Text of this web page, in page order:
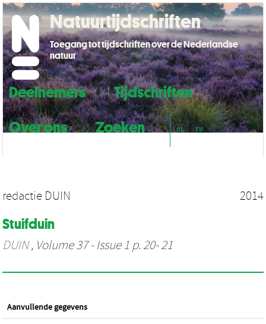
Deelnemers
Tijdschriften
Over ons
Zoeken NL EN
Natuurtijdschriften
Toegang tot tijdschriften over de Nederlandse
natuur
redactie DUIN 2014
Stuifduin
DUIN, Volume 37 - Issue 1 p. 20- 21
Aanvullende gegevens